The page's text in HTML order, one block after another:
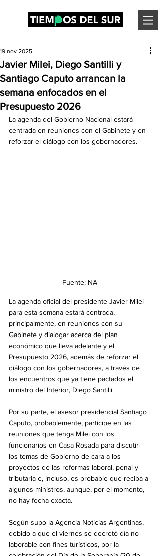
Javier Milei, Diego Santilli y
Santiago Caputo arrancan la
semana enfocados en el
Presupuesto 2026
19 nov 2025
La agenda del Gobierno Nacional estará
centrada en reuniones con el Gabinete y en
reforzar el diálogo con los gobernadores.
Fuente: NA
La agenda oficial del presidente Javier Milei
para esta semana estará centrada,
principalmente, en reuniones con su
Gabinete y dialogar acerca del plan
económico que lleva adelante y el
Presupuesto 2026, además de reforzar el
diálogo con los gobernadores, a través de
los encuentros que ya tiene pactados el
ministro del Interior, Diego Santilli.
Por su parte, el asesor presidencial Santiago
Caputo, probablemente, participe en las
reuniones que tenga Milei con los
funcionarios en Casa Rosada para discutir
los temas de Gobierno de cara a los
proyectos de las reformas laboral, penal y
tributaria e, incluso, es probable que reciba a
algunos ministros, aunque, por el momento,
no hay fecha exacta.
Según supo la Agencia Noticias Argentinas,
debido a que el viernes se decretó día no
laborable con fines turísticos, por la